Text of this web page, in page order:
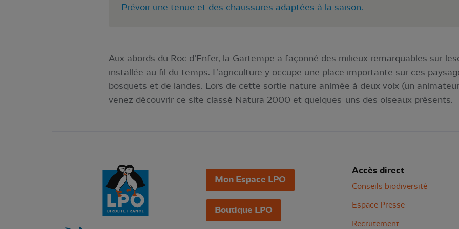
Prévoir une tenue et des chaussures adaptées à la saison.
Aux abords du Roc d’Enfer, la Gartempe a façonné des milieux remarquables sur
installée au fil du temps. L’agriculture y occupe une place importante sur ces
bosquets et de landes. Lors de cette sortie nature animée à deux voix (un
venez découvrir ce site classé Natura 2000 et quelques-uns des oiseaux présents.
Mon Espace LPO
Boutique LPO
Accès direct
Conseils biodiversité
Espace Presse
Recrutement